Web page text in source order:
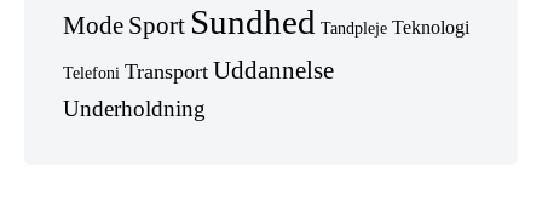
Mode Sport Sundhed Tandpleje Teknologi
Telefoni Transport Uddannelse
Underholdning